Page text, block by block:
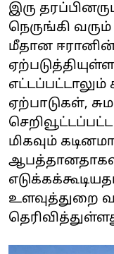
இரு
நெருங்கி
மீதான
எட்டப்பட்டாலும்
ஏற்பாடுகள்,
மிகவும்
உளவுத்துறை